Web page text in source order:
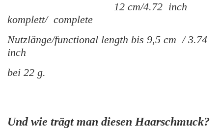
12 cm/4.72 inch
komplett/ complete
Nutzlänge/functional length bis 9,5 cm / 3.74
inch
bei 22 g.
Und wie trägt man diesen Haarschmuck?